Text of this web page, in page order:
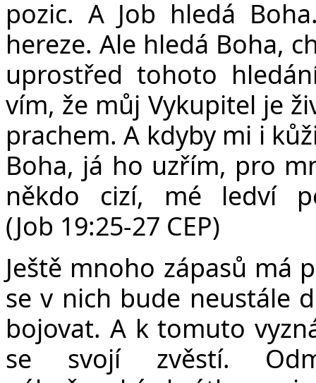
pozic. A Job hledá
hereze. Ale hledá Boha,
uprostřed tohoto
vím, že můj Vykupitel je
prachem. A kdyby mi i
Boha, já ho uzřím, pro
někdo cizí, mé ledví
(Job 19:25-27 CEP)
Ještě mnoho zápasů má
se v nich bude neustále
bojovat. A k tomuto
se svojí zvěstí.